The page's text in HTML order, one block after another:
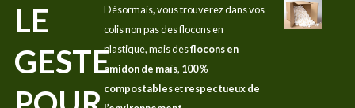
LE
GESTE
Désormais, vous trouverez dans vos
colis non pas des flocons en
plastique, mais desflocons en
amidon de maïs, 100 %
compostablesetrespectueux de